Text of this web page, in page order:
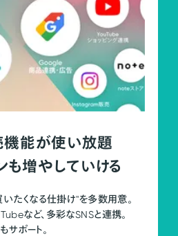
機能が使い放題
も増やしていける
たくなる仕掛け"を多数用意。
など、多彩なSNSと連携。
サポート。